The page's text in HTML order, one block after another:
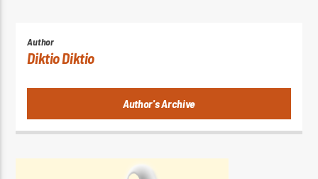
Author
Diktio Diktio
Author's Archive